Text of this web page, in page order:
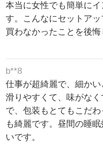
本当に女性でも簡単に
す。こんなにセットア
買わなかったことを後悔
b**8
仕事が超綺麗で、細か
滑りやすくて、味がな
で、包装もとてもこだ
も綺麗です。昼間の睡
いです。